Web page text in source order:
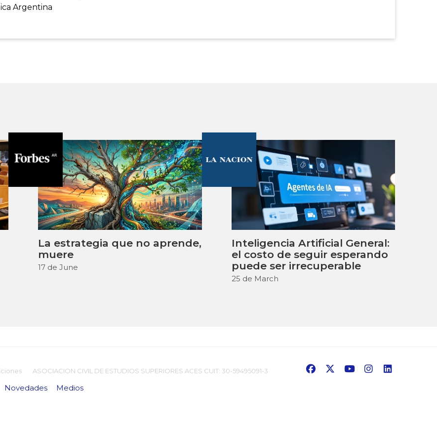
Argentina
La estrategia que no aprende,
muere
17 de June
Inteligencia Artificial General:
el costo de seguir esperando
puede ser irrecuperable
25 de March
ASOCIACION CIVIL DE ESTUDIOS SUPERIORES ACES CUIT: 30-59495091-3
Novedades Medios